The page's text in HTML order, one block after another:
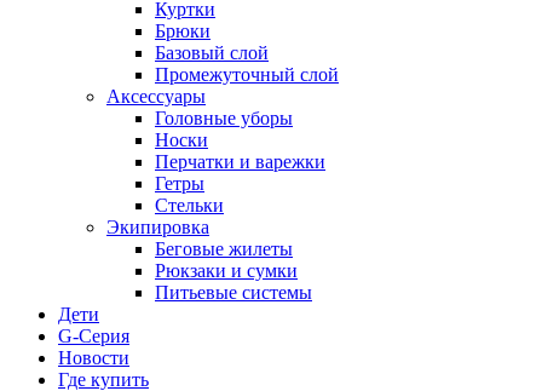
Куртки
Брюки
Базовый слой
Промежуточный слой
Аксессуары
Головные уборы
Носки
Перчатки и варежки
Гетры
Стельки
Экипировка
Беговые жилеты
Рюкзаки и сумки
Питьевые системы
Дети
G-Серия
Новости
Где купить